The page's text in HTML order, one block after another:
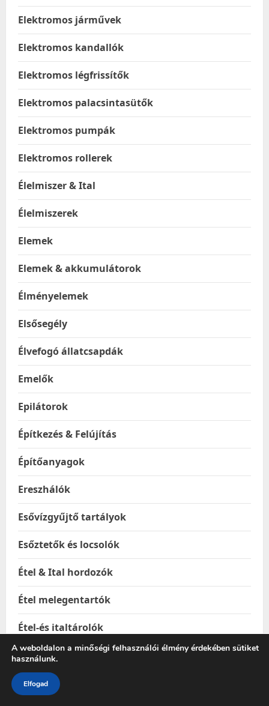
Elektromos járművek
Elektromos kandallók
Elektromos légfrissítők
Elektromos palacsintasütők
Elektromos pumpák
Elektromos rollerek
Élelmiszer & Ital
Élelmiszerek
Elemek
Elemek & akkumulátorok
Élményelemek
Elsősegély
Élvefogó állatcsapdák
Emelők
Epilátorok
Építkezés & Felújítás
Építőanyagok
Ereszhálók
Esővízgyűjtő tartályok
Esőztetők és locsolók
Étel & Ital hordozók
Étel melegentartók
Étel-és italtárolók
Ételhordók
Ételtakaró búrák
A weboldalon a minőségi felhasználói élmény érdekében sütiket
használunk.
Elfogad